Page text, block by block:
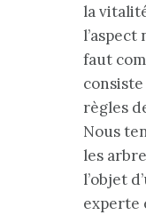
la
faut
règles
Nous
les
l’objet
experte